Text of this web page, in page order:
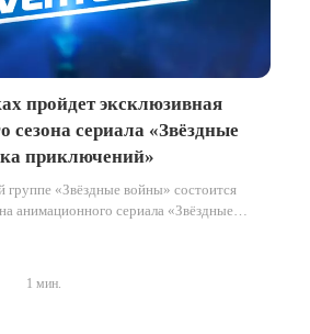
пройдет эксклюзивная
сезона сериала «Звёздные
приключений»
группе «Звёздные войны» состоится
анимационного сериала «Звёздные
1 мин.